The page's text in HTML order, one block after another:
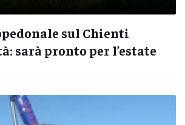
sul Chienti
sarà pronto per l’estate